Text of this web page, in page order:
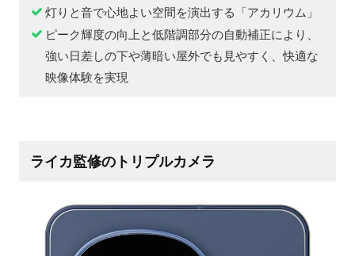
灯りと音で心地よい空間を演出する「アカリウム」
ピーク輝度の向上と低階調部分の自動補正により、
強い日差しの下や薄暗い屋外でも見やすく、快適な
映像体験を実現
ライカ監修のトリプルカメラ